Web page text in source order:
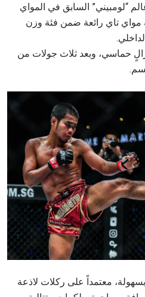
“لومبيني” السابق في المواي
تاي رائعة ضمن فئة وزن
حماسي، وبعد ثلاث جولات من
معتمداً على ركلات لاذعة